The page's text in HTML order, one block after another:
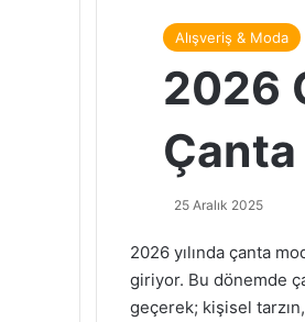
Alışveriş & Moda
2026
25 Aralık 2025
2026 yılında çanta
giriyor. Bu dönemde
geçerek; kişisel